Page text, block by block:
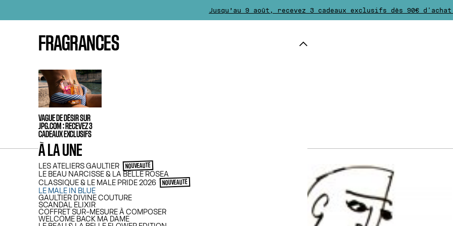
FRAGRANCES
VAGUE DE DÉSIR SUR
JPG.COM : RECEVEZ 3
CADEAUX EXCLUSIFS
À LA UNE
LES ATELIERS GAULTIER NOUVEAUTÉ
LE BEAU NARCISSE & LA BELLE ROSEA
CLASSIQUE & LE MALE PRIDE 2026
NOUVEAUTÉ
LE MALE IN BLUE
GAULTIER DIVINE COUTURE
SCANDAL ELIXIR
COFFRET SUR-MESURE À COMPOSER
WELCOME BACK MA DAME
Jusqu’au 9 août, recevez 3 cadeaux exclusifs dès 90€ d'achat